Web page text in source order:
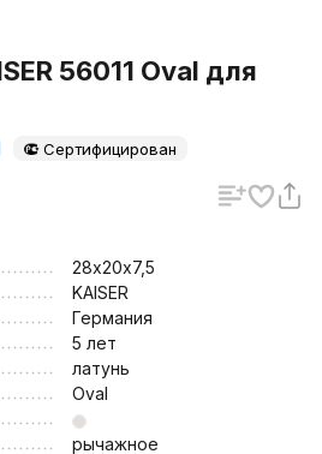
56011 Oval для
Сертифицирован
28х20х7,5
KAISER
Германия
5 лет
латунь
Oval
рычажное